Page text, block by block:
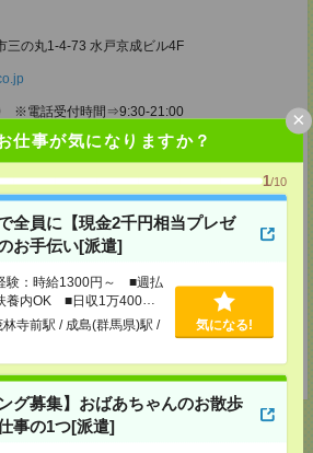
仕事が気になりますか？
1/10
全員に【現金2千円相当プレゼ
お手伝い[派遣]
験：時給1300円～ ■週払
内OK ■日収1万400円
寺前駅 / 成島(群馬県)駅 /
気になる!
グ募集】おばあちゃんのお散歩
事の1つ[派遣]
×
の丸1-4-73 水戸京成ビル4F
※電話受付時間⇒9:30-21:00
大通り1-2-11 フコク生命ビル4F
※電話受付時間⇒9:30-21:00
町2-23-2 大宮仲町センタービル3F（さいたま
※電話受付時間⇒9:30-21:00